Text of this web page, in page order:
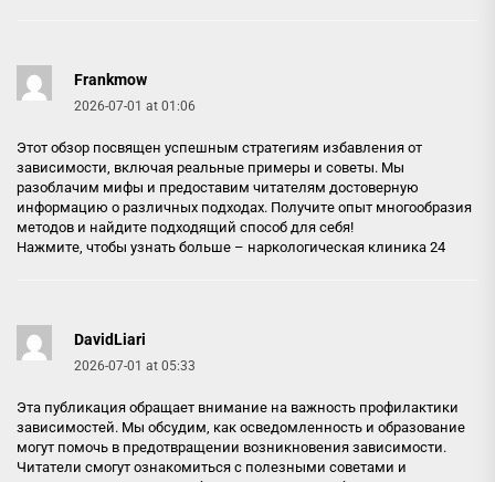
Frankmow
2026-07-01 at 01:06
Этот обзор посвящен успешным стратегиям избавления от
зависимости, включая реальные примеры и советы. Мы
разоблачим мифы и предоставим читателям достоверную
информацию о различных подходах. Получите опыт многообразия
методов и найдите подходящий способ для себя!
Нажмите, чтобы узнать больше – наркологическая клиника 24
DavidLiari
2026-07-01 at 05:33
Эта публикация обращает внимание на важность профилактики
зависимостей. Мы обсудим, как осведомленность и образование
могут помочь в предотвращении возникновения зависимости.
Читатели смогут ознакомиться с полезными советами и